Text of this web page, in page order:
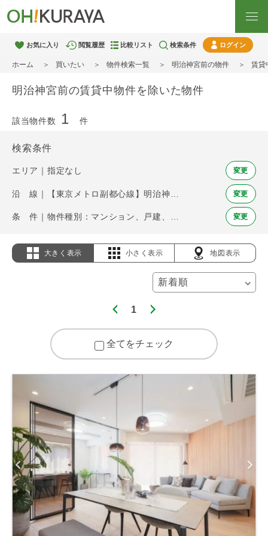
お気に入り 閲覧履歴 比較リスト 検索条件 ログイン
ホーム 買いたい 物件検索一覧 明治神宮前の物件 賃貸
明治神宮前の賃貸中物件を除いた物件
該当物件数 1 件
検索条件
エリア｜指定なし 変更
変更
変更
大きく表示 小さく表示 地図表示
1
全てをチェック